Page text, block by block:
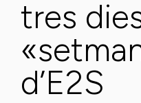
tres
d’E2S